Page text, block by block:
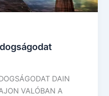
DAIN
VALÓBAN A